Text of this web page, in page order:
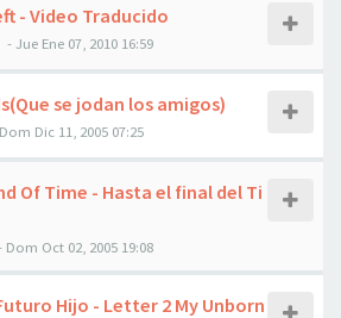
- Video Traducido
-Jue Ene 07, 2010 16:59
se jodan los amigos)
Dom Dic 11, 2005 07:25
Of Time - Hasta el final del Ti
Dom Oct 02, 2005 19:08
Hijo - Letter 2 My Unborn